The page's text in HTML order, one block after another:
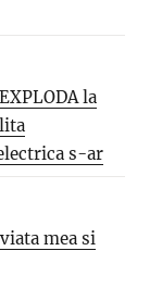
la
s-ar
mea si